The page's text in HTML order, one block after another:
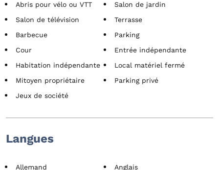
Abris pour vélo ou VTT
Salon de jardin
Salon de télévision
Terrasse
Barbecue
Parking
Cour
Entrée indépendante
Habitation indépendante
Local matériel fermé
Mitoyen propriétaire
Parking privé
Jeux de société
Langues
Allemand Anglais